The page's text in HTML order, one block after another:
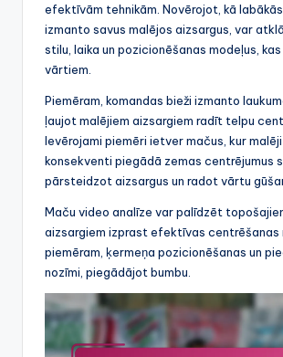
efektīvām tehnikām. Novērojot, kā
izmanto savus malējos aizsargus, var
stilu, laika un pozicionēšanas modeļus,
vārtiem.
Piemēram, komandas bieži izmanto
ļaujot malējiem aizsargiem radīt telpu
Ievērojami piemēri ietver mačus, kur
konsekventi piegādā zemas centrējumus
pārsteidzot aizsargus un radot vārtu
Maču video analīze var palīdzēt
aizsargiem izprast efektīvas centrēšanas
piemēram, ķermeņa pozicionēšanas un
nozīmi, piegādājot bumbu.